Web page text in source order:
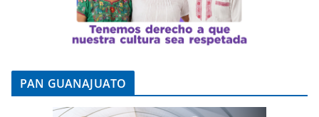
PAN GUANAJUATO